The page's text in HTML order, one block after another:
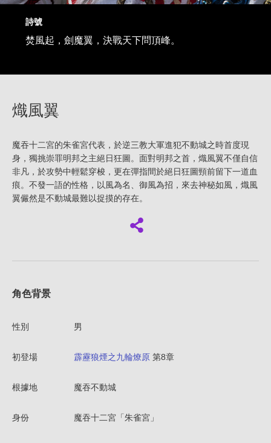
詩號
焚風起，劍魔翼，決戰天下問頂峰。
熾風翼
魔吞十二宮的朱雀宮代表，於逆三教大軍進犯不動城之時首度現
身，獨挑崇罪明邦之主絕日狂圖。面對明邦之首，熾風翼不僅自信
非凡，於攻勢中輕鬆穿梭，更在彈指間於絕日狂圖頸前留下一道血
痕。不發一語的性格，以風為名、御風為招，來去神秘如風，熾風
翼儼然是不動城最難以捉摸的存在。
角色背景
性別 男
初登場 霹靂狼煙之九輪燎原 第8章
根據地 魔吞不動城
身份 魔吞十二宮「朱雀宮」